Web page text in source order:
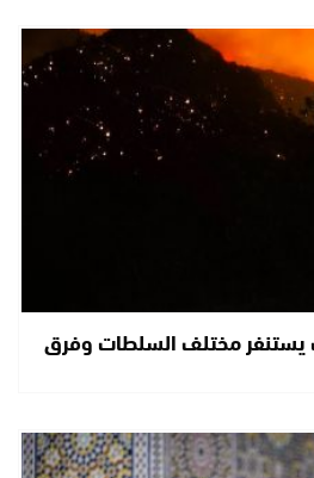
يستنفر مختلف السلطات وفرق